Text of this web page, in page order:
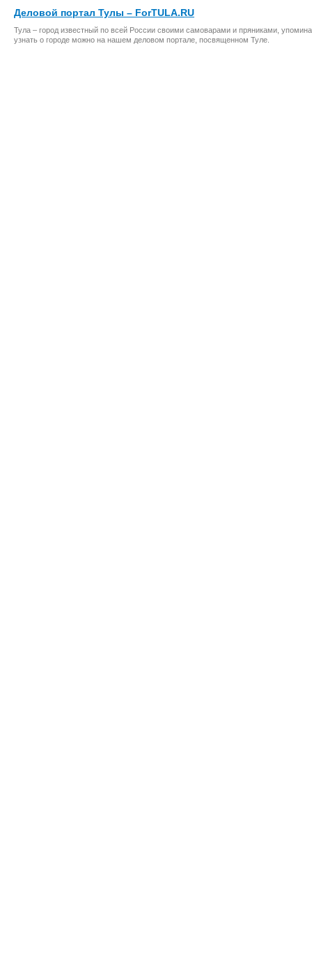
Деловой портал Тулы – ForTULA.RU
Тула – город известный по всей России своими самоварами и пряниками,
узнать о городе можно на нашем деловом портале, посвященном Туле.